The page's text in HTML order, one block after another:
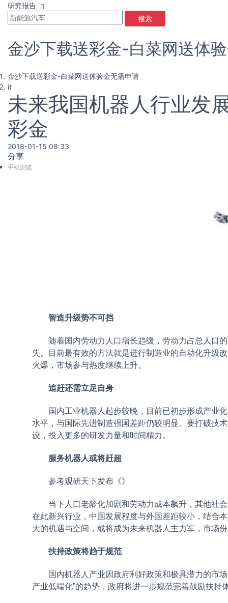
研究报告
搜索
金沙下载送彩金-白菜网送体
金沙下载送彩金-白菜网送体验金无需申请
it
未来我国机器人行业发
彩金
2018-01-15 08:33
分享
手机浏览
智造升级势不可挡
随着国内劳动力人口增长趋缓，劳动力占总人口的
失。目前最有效的方法就是进行制造业的自动化升级
火爆，市场参与热度继续上升。
追赶还需立足自身
国内工业机器人起步较晚，目前已初步形成产业化
水平，与国际先进制造强国差距仍较明显。要打破技
设，投入更多的研发力量和时间精力。
服务机器人或将赶超
参考观研天下发布《》
当下人口老龄化加剧和劳动力成本飙升，其他社会
在此新兴行业，中国发展程度与外国差距较小，结合
大的机遇与空间，或将成为未来机器人主力军，市场
扶持政策将趋于规范
国内机器人产业因政府利好政策和极具潜力的市场
产业低端化”的趋势，政府将进一步规范完善鼓励扶